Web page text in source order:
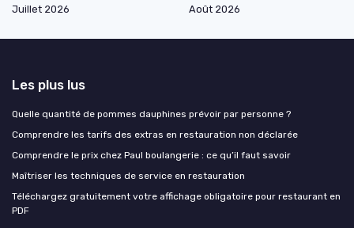
Juillet 2026
Août 2026
Les plus lus
Quelle quantité de pommes dauphines prévoir par personne ?
Comprendre les tarifs des extras en restauration non déclarée
Comprendre le prix chez Paul boulangerie : ce qu’il faut savoir
Maîtriser les techniques de service en restauration
Téléchargez gratuitement votre affichage obligatoire pour restaurant en
PDF